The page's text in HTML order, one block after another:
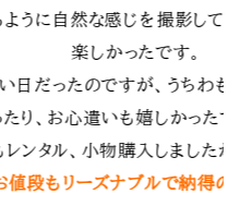
なかなか撮れない乳児の笑
ず撮影していただき、とても
訪れたことのある神社でした
かった構図で撮影していただ
験と技術の素晴らしさを実感
を残していただき、ありがと